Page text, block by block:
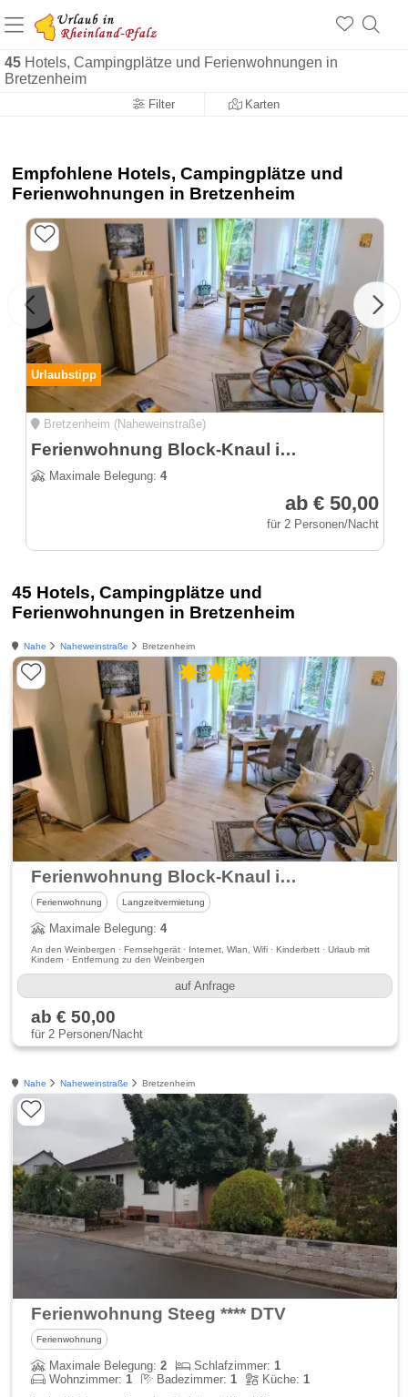
45 Hotels, Campingplätze und Ferienwohnungen in
Bretzenheim
Filter Karten
+1.500 Unterkünfte in Rheinland-Pfalz
+1.000 Sehenswürdigkeiten
Über 25 Jahre online
Empfohlene Hotels, Campingplätze und
Ferienwohnungen in Bretzenheim
Urlaubstipp
Bretzenheim (Naheweinstraße)
Ferienwohnung Block-Knaul im Nahetal
Maximale Belegung: 4
ab € 50,00
für 2 Personen/Nacht
45 Hotels, Campingplätze und
Ferienwohnungen in Bretzenheim
Nahe Naheweinstraße Bretzenheim
Ferienwohnung Block-Knaul im Nahetal
Ferienwohnung Langzeitvermietung
Maximale Belegung:4
An den Weinbergen · Fernsehgerät · Internet, Wlan, Wifi · Kinderbett · Urlaub mit
Kindern · Entfernung zu den Weinbergen
auf Anfrage
ab € 50,00
für 2 Personen/Nacht
Nahe Naheweinstraße Bretzenheim
Ferienwohnung Steeg **** DTV
Ferienwohnung
Maximale Belegung:2 Schlafzimmer:1
Wohnzimmer:1 Badezimmer:1 Küche:1